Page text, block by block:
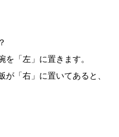
「左」に置きます。
「右」に置いてあると、